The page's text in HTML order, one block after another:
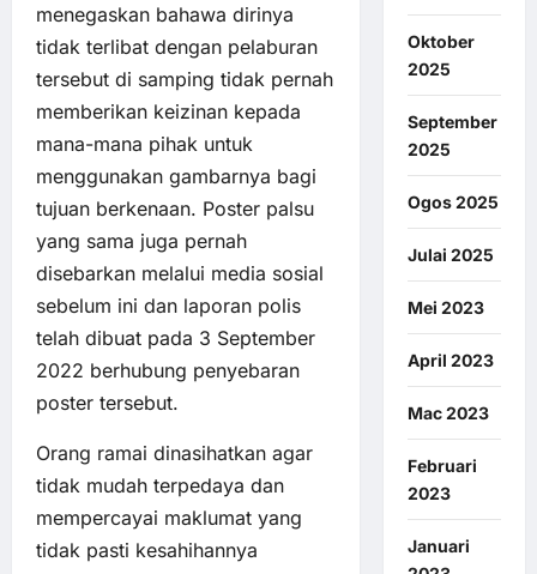
menegaskan bahawa dirinya
tidak terlibat dengan pelaburan
tersebut di samping tidak pernah
memberikan keizinan kepada
mana-mana pihak untuk
menggunakan gambarnya bagi
tujuan berkenaan. Poster palsu
yang sama juga pernah
disebarkan melalui media sosial
sebelum ini dan laporan polis
telah dibuat pada 3 September
2022 berhubung penyebaran
poster tersebut.
Orang ramai dinasihatkan agar
tidak mudah terpedaya dan
mempercayai maklumat yang
tidak pasti kesahihannya
Oktober
2025
September
2025
Ogos 2025
Julai 2025
Mei 2023
April 2023
Mac 2023
Februari
2023
Januari